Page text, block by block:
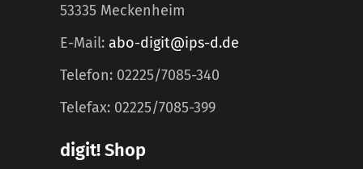
53335 Meckenheim
E-Mail: abo-digit@ips-d.de
Telefon: 02225/7085-340
Telefax: 02225/7085-399
digit! Shop